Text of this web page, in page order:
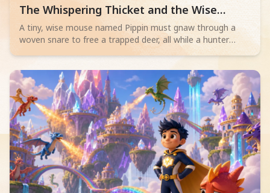
Read children story -
The Whispering Thicket and the Wise
Mouse
A tiny, wise mouse named Pippin must gnaw through a
woven snare to free a trapped deer, all while a hunter